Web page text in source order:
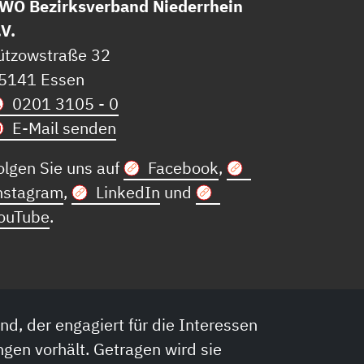
Bezirksverband Niederrhein
32
Essen
0201 3105 - 0
E-Mail senden
Sie uns auf
Facebook,
, LinkedIn und
.
der engagiert für die Interessen
vorhält. Getragen wird sie